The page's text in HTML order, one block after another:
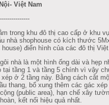
Việt Nam
trong khu đô thị cao cấp ở khu
nhà shophouse có kích thước
điển hình của các đô thị
nhà là một hình ống dài và hẹp
tại tầng 1 và tầng 5 chính vì vậy
ở 2 tầng này. Bằng cách cắt
thang, bổ xung thêm các gác xép
(public area), hạn chế xây
kết nối hiệu quả nhất.